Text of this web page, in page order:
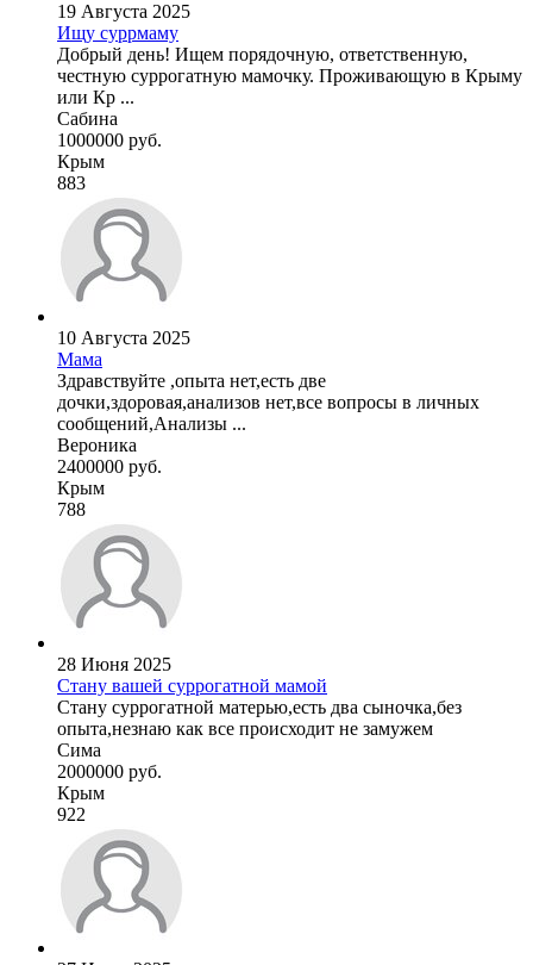
19 Августа 2025
Ищу суррмаму
Добрый день! Ищем порядочную, ответственную,
честную суррогатную мамочку. Проживающую в Крыму
или Кр ...
Сабина
1000000 руб.
Крым
883
10 Августа 2025
Мама
Здравствуйте ,опыта нет,есть две
дочки,здоровая,анализов нет,все вопросы в личных
сообщений,Анализы ...
Вероника
2400000 руб.
Крым
788
28 Июня 2025
Стану вашей суррогатной мамой
Стану суррогатной матерью,есть два сыночка,без
опыта,незнаю как все происходит не замужем
Сима
2000000 руб.
Крым
922